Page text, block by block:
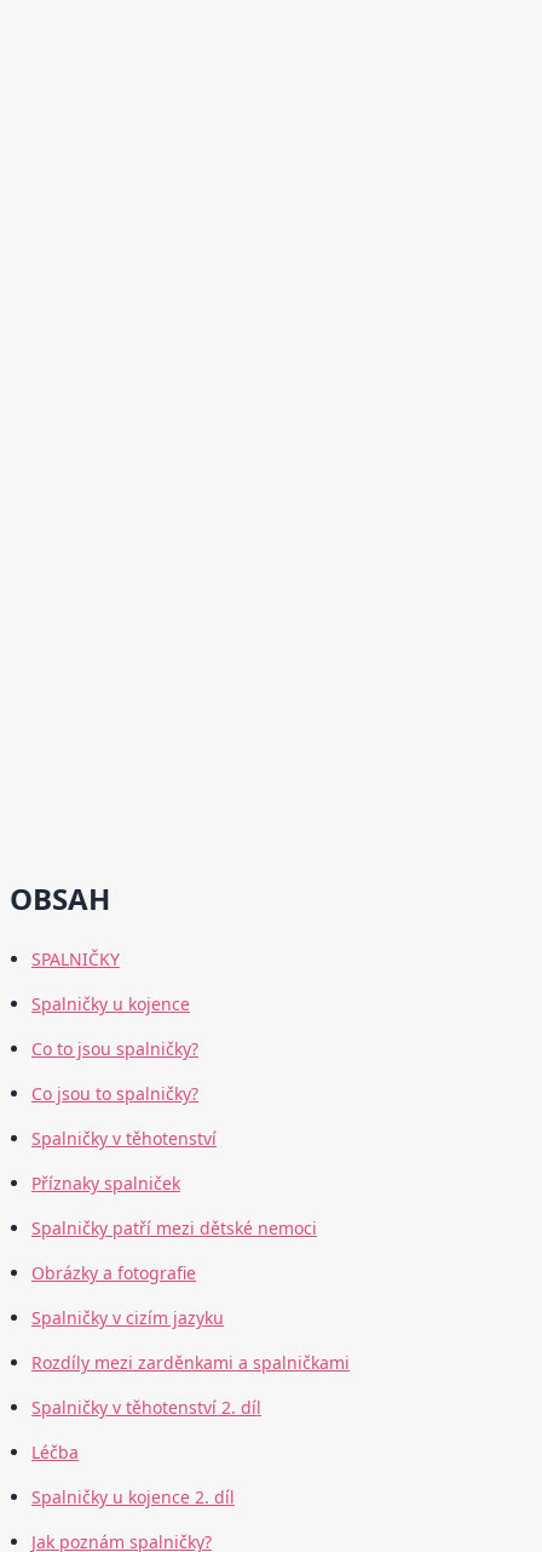
OBSAH
SPALNIČKY
Spalničky u kojence
Co to jsou spalničky?
Co jsou to spalničky?
Spalničky v těhotenství
Příznaky spalniček
Spalničky patří mezi dětské nemoci
Obrázky a fotografie
Spalničky v cizím jazyku
Rozdíly mezi zarděnkami a spalničkami
Spalničky v těhotenství 2. díl
Léčba
Spalničky u kojence 2. díl
Jak poznám spalničky?